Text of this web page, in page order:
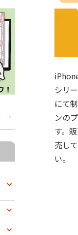
シリ
にて
ンの
す。
売し
い。